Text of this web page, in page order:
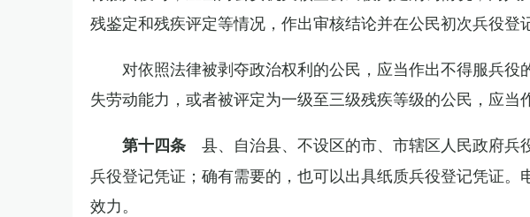
残鉴定和残疾评定等情况，作出审核结论并在公民初次兵役登
对依照法律被剥夺政治权利的公民，应当作出不得服兵
失劳动能力，或者被评定为一级至三级残疾等级的公民，应当
第十四条 县、自治县、不设区的市、市辖区人民政府
兵役登记凭证；确有需要的，也可以出具纸质兵役登记凭证
效力。